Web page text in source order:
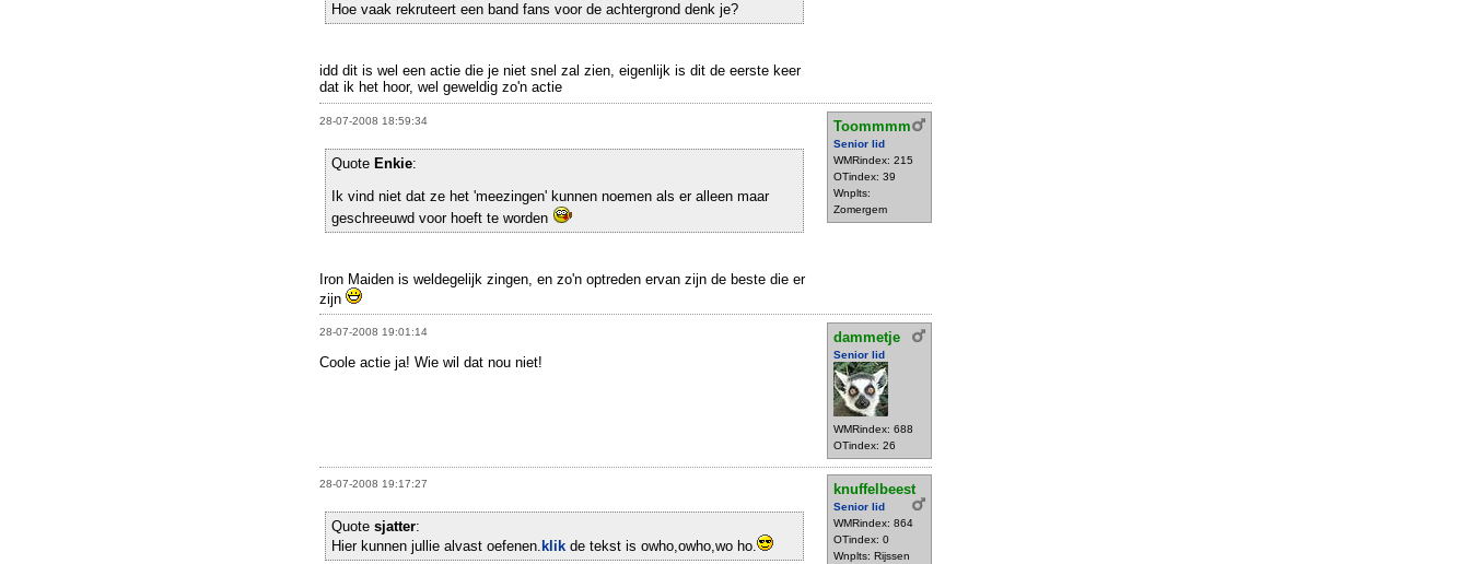
Hoe vaak rekruteert een band fans voor de achtergrond denk je?
idd dit is wel een actie die je niet snel zal zien, eigenlijk is dit de eerste keer
dat ik het hoor, wel geweldig zo'n actie
28-07-2008 18:59:34 Toommmm
Senior lid
WMRindex: 215
OTindex: 39
Wnplts:
Zomergem
Quote Enkie:
Ik vind niet dat ze het 'meezingen' kunnen noemen als er alleen maar
geschreeuwd voor hoeft te worden
Iron Maiden is weldegelijk zingen, en zo'n optreden ervan zijn de beste die er
zijn
28-07-2008 19:01:14 dammetje
Senior lid
WMRindex: 688
OTindex: 26
Coole actie ja! Wie wil dat nou niet!
28-07-2008 19:17:27 knuffelbeest
Senior lid
WMRindex: 864
OTindex: 0
Wnplts: Rijssen
Quote sjatter:
Hier kunnen jullie alvast oefenen. klik de tekst is owho,owho,wo ho.